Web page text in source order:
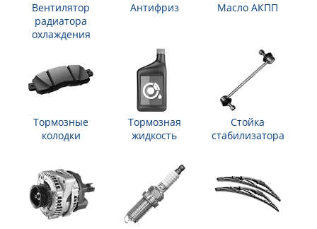
Вентилятор
радиатора
охлаждения
Антифриз Масло АКПП
Тормозные
колодки
Тормозная
жидкость
Стойка
стабилизатора